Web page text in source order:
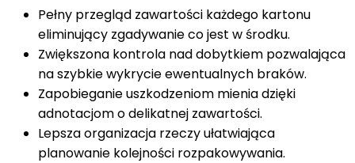
Pełny przegląd zawartości każdego kartonu
eliminujący zgadywanie co jest w środku.
Zwiększona kontrola nad dobytkiem pozwalająca
na szybkie wykrycie ewentualnych braków.
Zapobieganie uszkodzeniom mienia dzięki
adnotacjom o delikatnej zawartości.
Lepsza organizacja rzeczy ułatwiająca
planowanie kolejności rozpakowywania.